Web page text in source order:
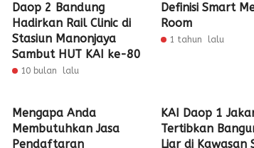
Daop 2 Bandung
Hadirkan Rail Clinic di
Stasiun Manonjaya
Sambut HUT KAI ke-80
10 bulan lalu
Definisi Smart
Room
1 tahun lalu
Mengapa Anda
Membutuhkan Jasa
Pendaftaran
KAI Daop 1
Tertibkan
Liar di Kawasan